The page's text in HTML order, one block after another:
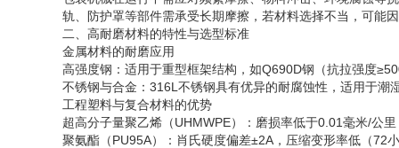
轨、防护罩等部件需承受长期摩擦，若材料选择不当，可能
二、高耐磨材料的特性与选型标准
金属材料的耐磨应用
高强度钢：适用于重型框架结构，如Q690D钢（抗拉强度
不锈钢与合金：316L不锈钢具有优异的耐腐蚀性，适用于
工程塑料与复合材料的优势
超高分子量聚乙烯（UHMWPE）：磨损率低于0.01毫米/公
聚氨酯（PU95A）：肖氏硬度偏差±2A，压缩变形率低（72